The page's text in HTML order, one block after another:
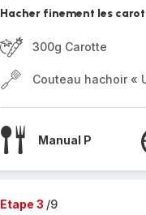
Hacher finement les
300g Carotte
Couteau hachoir «
Manual P
Etape 3 /9